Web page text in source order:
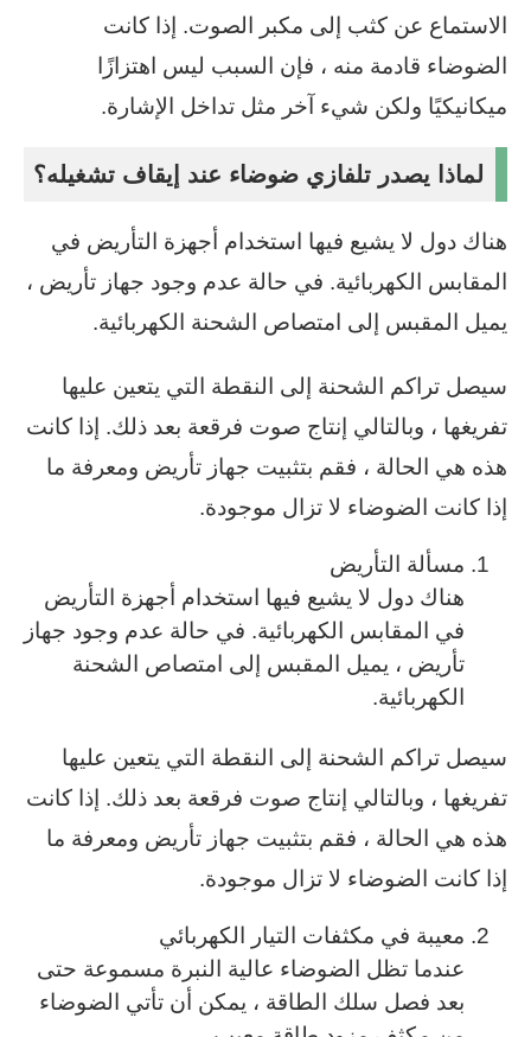
الاستماع عن كثب إلى مكبر الصوت. إذا كانت
الضوضاء قادمة منه ، فإن السبب ليس اهتزازًا
ميكانيكيًا ولكن شيء آخر مثل تداخل الإشارة.
لماذا يصدر تلفازي ضوضاء عند إيقاف تشغيله؟
هناك دول لا يشيع فيها استخدام أجهزة التأريض في
المقابس الكهربائية. في حالة عدم وجود جهاز تأريض ،
يميل المقبس إلى امتصاص الشحنة الكهربائية.
سيصل تراكم الشحنة إلى النقطة التي يتعين عليها
تفريغها ، وبالتالي إنتاج صوت فرقعة بعد ذلك. إذا كانت
هذه هي الحالة ، فقم بتثبيت جهاز تأريض ومعرفة ما
إذا كانت الضوضاء لا تزال موجودة.
مسألة التأريض
هناك دول لا يشيع فيها استخدام أجهزة التأريض
في المقابس الكهربائية. في حالة عدم وجود جهاز
تأريض ، يميل المقبس إلى امتصاص الشحنة
الكهربائية.
سيصل تراكم الشحنة إلى النقطة التي يتعين عليها
تفريغها ، وبالتالي إنتاج صوت فرقعة بعد ذلك. إذا كانت
هذه هي الحالة ، فقم بتثبيت جهاز تأريض ومعرفة ما
إذا كانت الضوضاء لا تزال موجودة.
معيبة في مكثفات التيار الكهربائي
عندما تظل الضوضاء عالية النبرة مسموعة حتى
بعد فصل سلك الطاقة ، يمكن أن تأتي الضوضاء